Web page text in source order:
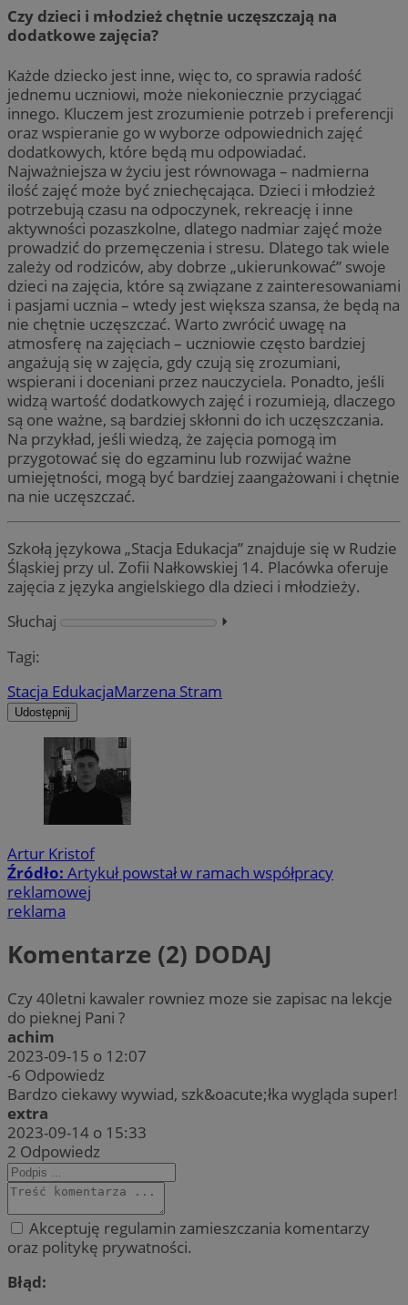
Czy dzieci i młodzież chętnie uczęszczają na
dodatkowe zajęcia?
Każde dziecko jest inne, więc to, co sprawia radość
jednemu uczniowi, może niekoniecznie przyciągać
innego. Kluczem jest zrozumienie potrzeb i preferencji
oraz wspieranie go w wyborze odpowiednich zajęć
dodatkowych, które będą mu odpowiadać.
Najważniejsza w życiu jest równowaga – nadmierna
ilość zajęć może być zniechęcająca. Dzieci i młodzież
potrzebują czasu na odpoczynek, rekreację i inne
aktywności pozaszkolne, dlatego nadmiar zajęć może
prowadzić do przemęczenia i stresu. Dlatego tak wiele
zależy od rodziców, aby dobrze „ukierunkować” swoje
dzieci na zajęcia, które są związane z zainteresowaniami
i pasjami ucznia – wtedy jest większa szansa, że będą na
nie chętnie uczęszczać. Warto zwrócić uwagę na
atmosferę na zajęciach – uczniowie często bardziej
angażują się w zajęcia, gdy czują się zrozumiani,
wspierani i doceniani przez nauczyciela. Ponadto, jeśli
widzą wartość dodatkowych zajęć i rozumieją, dlaczego
są one ważne, są bardziej skłonni do ich uczęszczania.
Na przykład, jeśli wiedzą, że zajęcia pomogą im
przygotować się do egzaminu lub rozwijać ważne
umiejętności, mogą być bardziej zaangażowani i chętnie
na nie uczęszczać.
Szkołą językowa „Stacja Edukacja” znajduje się w Rudzie
Śląskiej przy ul. Zofii Nałkowskiej 14. Placówka oferuje
zajęcia z języka angielskiego dla dzieci i młodzieży.
Słuchaj
⏵︎
Tagi:
Stacja EdukacjaMarzena Stram
Udostępnij
Artur Kristof
Źródło: Artykuł powstał w ramach współpracy
reklamowej
reklama
Komentarze (2) DODAJ
Czy 40letni kawaler rowniez moze sie zapisac na lekcje
do pieknej Pani ?
achim
2023-09-15 o 12:07
-6 Odpowiedz
Bardzo ciekawy wywiad, szk&oacute;łka wygląda super!
extra
2023-09-14 o 15:33
2 Odpowiedz
Akceptuję regulamin zamieszczania komentarzy
oraz politykę prywatności.
Błąd: